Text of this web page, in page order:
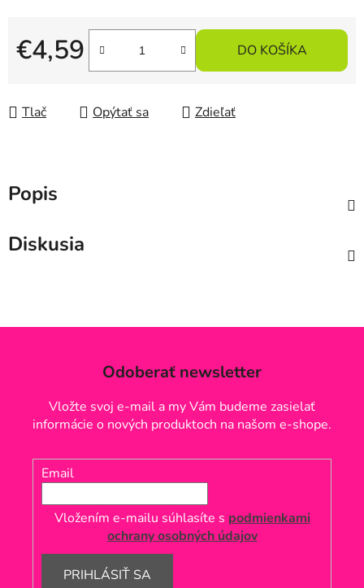
€4,59
Jednotková cena:
DO KOŠÍKA
Tlač Opýtať sa Zdieľať
Popis
Diskusia
Odoberať newsletter
Vložte svoj e-mail a my Vám budeme zasielať
informácie o nových produktoch na našom e-shope.
Email
Vložením e-mailu súhlasíte s podmienkami
ochrany osobných údajov
PRIHLÁSIŤ SA